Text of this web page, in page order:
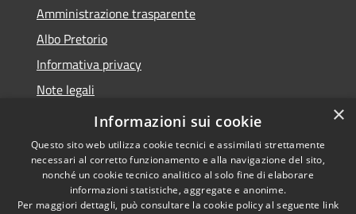
Amministrazione trasparente
Albo Pretorio
Informativa privacy
Note legali
Dichiarazione di accessibilità
Copyright © 2026 • Comune di
×
Informazioni sui cookie
Questo sito web utilizza cookie tecnici e assimilati strettamente
necessari al corretto funzionamento e alla navigazione del sito,
nonché un cookie tecnico analitico al solo fine di elaborare
informazioni statistiche, aggregate e anonime.
Per maggiori dettagli, può consultare la cookie policy al seguente link